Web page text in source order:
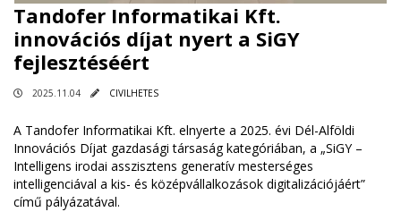
Tandofer Informatikai Kft.
innovációs díjat nyert a SiGY
fejlesztéséért
2025.11.04 CIVILHETES
A Tandofer Informatikai Kft. elnyerte a 2025. évi Dél-Alföldi
Innovációs Díjat gazdasági társaság kategóriában, a „SiGY –
Intelligens irodai asszisztens generatív mesterséges
intelligenciával a kis- és középvállalkozások digitalizációjáért”
című pályázatával.